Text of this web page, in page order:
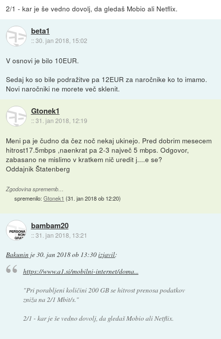
2/1 - kar je še vedno dovolj, da gledaš Mobio ali Netflix.
beta1
::30. jan 2018, 15:02
V osnovi je bilo 10EUR.
Sedaj ko so bile podražitve pa 12EUR za naročnike ko to imamo.
Novi naročniki ne morete več sklenit.
Gtonek1
::31. jan 2018, 12:19
Meni pa je čudno da čez noč nekaj ukinejo. Pred dobrim mesecem
hitrost17.5mbps ,naenkrat pa 2-3 največ 5 mbps. Odgovor,
zabasano ne mislimo v kratkem nič uredit j....e se?
Oddajnik Štatenberg
Zgodovina sprememb…
spremenilo:Gtonek1 (31. jan 2018 ob 12:20)
bambam20
::31. jan 2018, 13:21
Bakunin je30. jan 2018 ob 13:30izjavil:
https://www.a1.si/mobilni-internet/doma...
"Pri porabljeni količini 200 GB se hitrost prenosa podatkov
zniža na 2/1 Mbit/s."
2/1 - kar je še vedno dovolj, da gledaš Mobio ali Netflix.